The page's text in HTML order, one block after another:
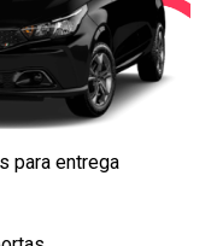
para entrega